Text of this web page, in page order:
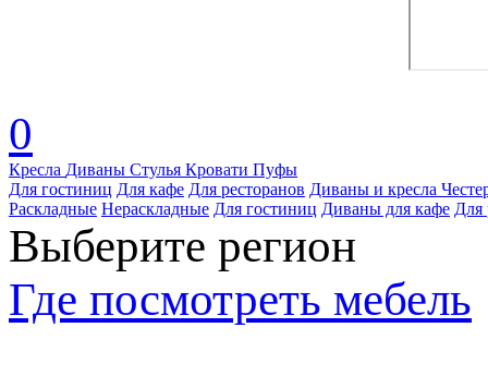
0
Кресла Диваны Стулья Кровати Пуфы
Для гостиниц Для кафе Для ресторанов Диваны и кресла
Раскладные Нераскладные Для гостиниц Диваны для кафе Для
Выберите регион
Где посмотреть мебель